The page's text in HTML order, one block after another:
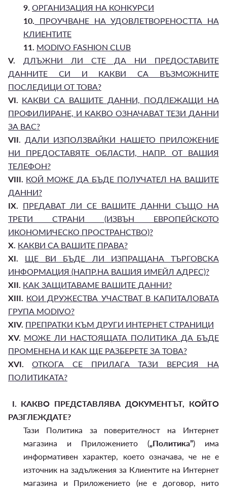
9. ОРГАНИЗАЦИЯ НА КОНКУРСИ
10. ПРОУЧВАНЕ НА УДОВЛЕТВОРЕНОСТТА НА
КЛИЕНТИТЕ
11. MODIVO FASHION CLUB
V.
ДЛЪЖНИ ЛИ СТЕ ДА НИ ПРЕДОСТАВИТЕ
ДАННИТЕ СИ И КАКВИ СА ВЪЗМОЖНИТЕ
ПОСЛЕДИЦИ ОТ ТОВА?
VI. КАКВИ СА ВАШИТЕ ДАННИ, ПОДЛЕЖАЩИ НА
ПРОФИЛИРАНЕ, И КАКВО ОЗНАЧАВАТ ТЕЗИ ДАННИ
ЗА ВАС?
VII. ДАЛИ ИЗПОЛЗВАЙКИ НАШЕТО ПРИЛОЖЕНИЕ
НИ ПРЕДОСТАВЯТЕ ОБЛАСТИ, НАПР. ОТ ВАШИЯ
ТЕЛЕФОН?
VIII. КОЙ МОЖЕ ДА БЪДЕ ПОЛУЧАТЕЛ НА ВАШИТЕ
ДАННИ?
IX. ПРЕДАВАТ ЛИ СЕ ВАШИТЕ ДАННИ СЪЩО НА
ТРЕТИ СТРАНИ (ИЗВЪН ЕВРОПЕЙСКОТО
ИКОНОМИЧЕСКО ПРОСТРАНСТВО)?
X. КАКВИ СА ВАШИТЕ ПРАВА?
XI.
ЩЕ ВИ БЪДЕ ЛИ ИЗПРАЩАНА ТЪРГОВСКА
ИНФОРМАЦИЯ (НАПР.НА ВАШИЯ ИМЕЙЛ АДРЕС)?
XII. КАК ЗАЩИТАВАМЕ ВАШИТЕ ДАННИ?
XIII. КОИ ДРУЖЕСТВА УЧАСТВАТ В КАПИТАЛОВАТА
ГРУПА MODIVO?
XIV. ПРЕПРАТКИ КЪМ ДРУГИ ИНТЕРНЕТ СТРАНИЦИ
XV. МОЖЕ ЛИ НАСТОЯЩАТА ПОЛИТИКА ДА БЪДЕ
ПРОМЕНЕНА И КАК ЩЕ РАЗБЕРЕТЕ ЗА ТОВА?
XVI.
ОТКОГА СЕ ПРИЛАГА ТАЗИ ВЕРСИЯ НА
ПОЛИТИКАТА?
I. КАКВО ПРЕДСТАВЛЯВА ДОКУМЕНТЪТ, КОЙТО
РАЗГЛЕЖДАТЕ?
Тази Политика за поверителност на Интернет
магазина и Приложението („Политика”) има
информативен характер, което означава, че не е
източник на задължения за Клиентите на Интернет
магазина и Приложението (не е договор, нито